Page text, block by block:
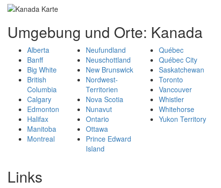
Umgebung und Orte: Kanada
Alberta
Banff
Big White
British
Columbia
Calgary
Edmonton
Halifax
Manitoba
Montreal
Neufundland
Neuschottland
New Brunswick
Nordwest-
Territorien
Nova Scotia
Nunavut
Ontario
Ottawa
Prince Edward
Island
Québec
Québec City
Saskatchewan
Toronto
Vancouver
Whistler
Whitehorse
Yukon Territory
Links